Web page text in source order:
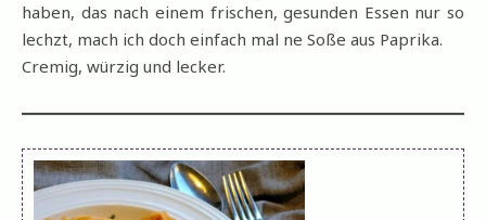
haben, das nach einem frischen, gesunden Essen nur so
lechzt, mach ich doch einfach mal ne Soße aus Paprika.
Cremig, würzig und lecker.